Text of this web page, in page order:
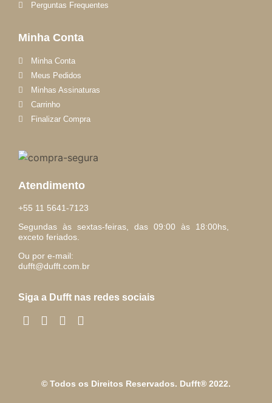
Perguntas Frequentes
Minha Conta
Minha Conta
Meus Pedidos
Minhas Assinaturas
Carrinho
Finalizar Compra
Atendimento
+55 11 5641-7123
Segundas às sextas-feiras, das 09:00 às 18:00hs,
exceto feriados.
Ou por e-mail:
dufft@dufft.com.br
Siga a Dufft nas redes sociais
© Todos os Direitos Reservados. Dufft® 2022.